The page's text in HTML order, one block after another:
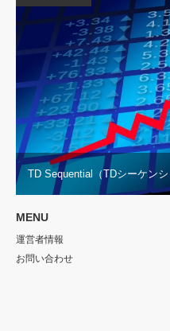
TD Sequential（TDシーケン
MENU
運営者情報
お問い合わせ